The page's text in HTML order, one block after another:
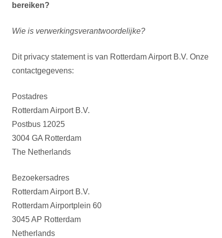
bereiken?
Wie is verwerkingsverantwoordelijke?
Dit privacy statement is van Rotterdam Airport B.V. Onze
contactgegevens:
Postadres
Rotterdam Airport B.V.
Postbus 12025
3004 GA Rotterdam
The Netherlands
Bezoekersadres
Rotterdam Airport B.V.
Rotterdam Airportplein 60
3045 AP Rotterdam
Netherlands